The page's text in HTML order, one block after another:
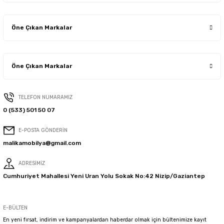
Öne Çıkan Markalar
Öne Çıkan Markalar
TELEFON NUMARAMIZ
0 (533) 501 50 07
E-POSTA GÖNDERİN
malikamobilya@gmail.com
ADRESİMİZ
Cumhuriyet Mahallesi Yeni Uran Yolu Sokak No:42 Nizip/Gaziantep
E-BÜLTEN
En yeni fırsat, indirim ve kampanyalardan haberdar olmak için bültenimize kayıt